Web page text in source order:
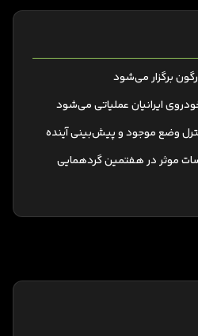
برگزار می‌شود
وضع موجود و پیش‌بینی آینده
موثر در هفتمین گردهمایی